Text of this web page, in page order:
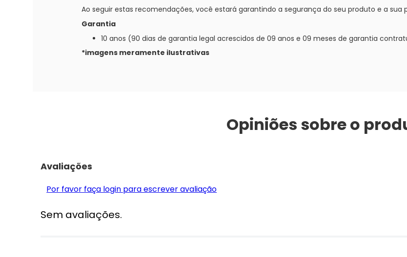
Ao seguir estas recomendações, você estará garantindo a segurança do seu produto e a sua
Garantia
10 anos (90 dias de garantia legal acrescidos de 09 anos e 09 meses de garantia
*imagens meramente ilustrativas
Opiniões sobre o
Avaliações
Por favor faça login para escrever avaliação
Sem avaliações.